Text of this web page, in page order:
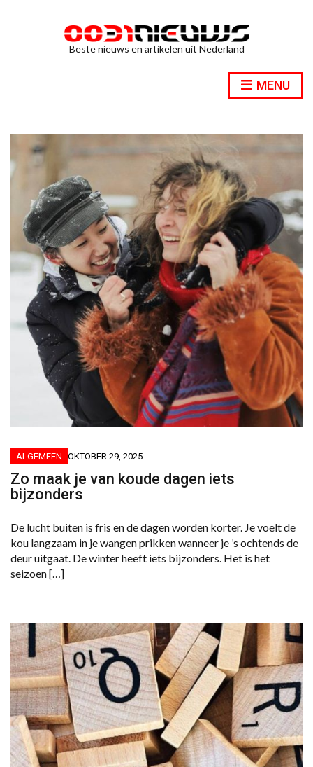
Beste nieuws en artikelen uit Nederland
MENU
ALGEMEEN OKTOBER 29, 2025
Zo maak je van koude dagen iets
bijzonders
De lucht buiten is fris en de dagen worden korter. Je voelt de
kou langzaam in je wangen prikken wanneer je ’s ochtends de
deur uitgaat. De winter heeft iets bijzonders. Het is het
seizoen […]